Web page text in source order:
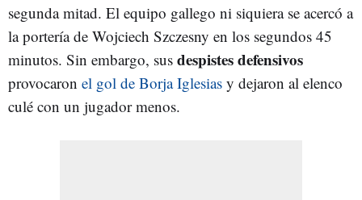
segunda mitad. El equipo gallego ni siquiera se acercó a
la portería de Wojciech Szczesny en los segundos 45
minutos. Sin embargo, sus despistes defensivos
provocaron el gol de Borja Iglesias y dejaron al elenco
culé con un jugador menos.